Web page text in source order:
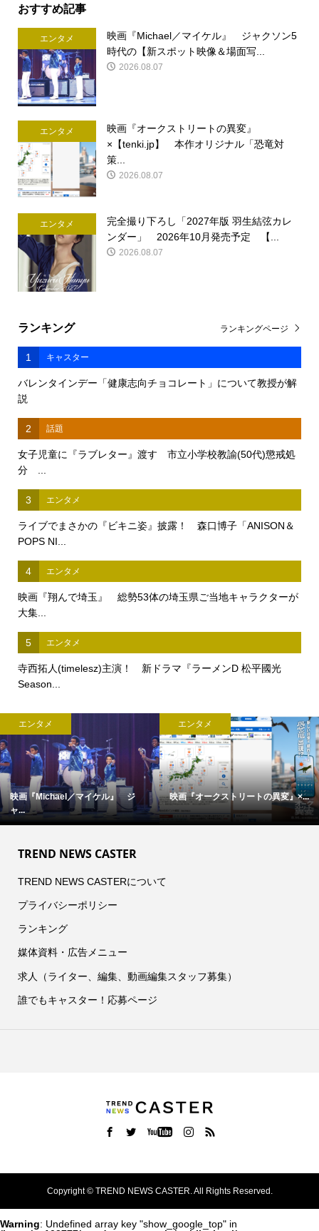
おすすめ記事
エンタメ
映画『Michael／マイケル』 ジャクソン5
時代の【新スポット映像＆場面写...
2026.08.07
エンタメ
映画『オークストリートの異変』
×【tenki.jp】 本作オリジナル「恐竜対
策...
2026.08.07
エンタメ
完全撮り下ろし「2027年版 羽生結弦カレ
ンダー」 2026年10月発売予定 【...
2026.08.07
ランキング
1 キャスター
バレンタインデー「健康志向チョコレート」について教授が解
説
2 話題
女子児童に『ラブレター』渡す 市立小学校教諭(50代)懲戒処
分 ...
3 エンタメ
ライブでまさかの『ビキニ姿』披露！ 森口博子「ANISON＆
POPS NI...
4 エンタメ
映画『翔んで埼玉』 総勢53体の埼玉県ご当地キャラクターが
大集...
5 エンタメ
寺西拓人(timelesz)主演！ 新ドラマ『ラーメンD 松平國光
Season...
ランキングページ
エンタメ
完全撮り下ろし「2027年版 羽生結...
エンタメ
【中島裕翔】初写真展 『7okyo
c...
TREND NEWS CASTER
TREND NEWS CASTERについて
プライバシーポリシー
ランキング
媒体資料・広告メニュー
求人（ライター、編集、動画編集スタッフ募集）
誰でもキャスター！応募ページ
Copyright ©TREND NEWS CASTER. All Rights Reserved.
Warning: Undefined array key "show_google_top" in